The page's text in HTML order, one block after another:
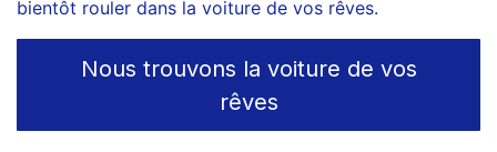
bientôt rouler dans la voiture de vos rêves.
Nous trouvons la voiture de vos
rêves